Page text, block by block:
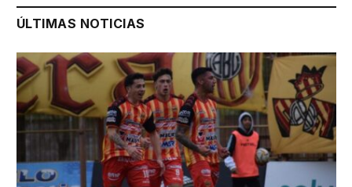
ÚLTIMAS NOTICIAS